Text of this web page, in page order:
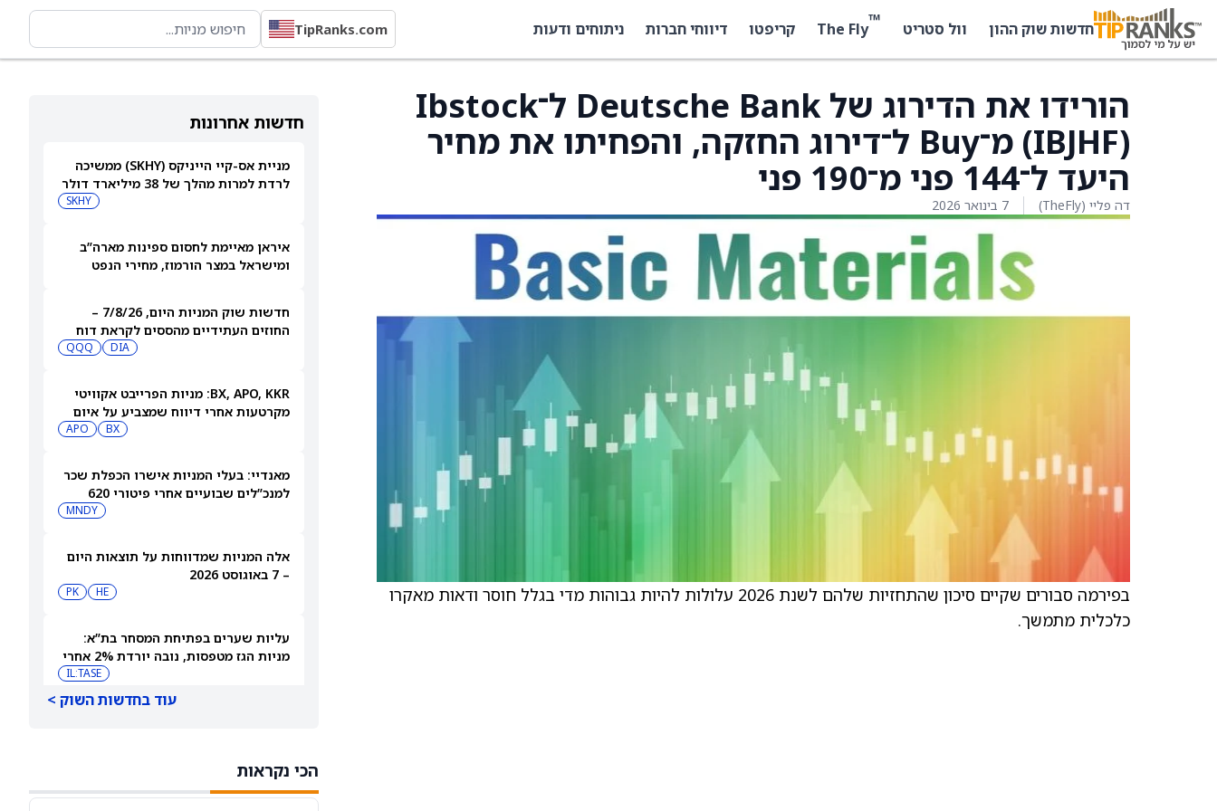
חדשות שוק ההון וול סטריט ™
The Fly קריפטו דיווחי חברות ניתוחים ודעות TipRanks.com
חדשות אחרונות
מניית אס-קיי הייניקס (SKHY) ממשיכה
לרדת למרות מהלך של 38 מיליארד דולר
SKHY
איראן מאיימת לחסום ספינות מארה”ב
ומישראל במצר הורמוז, מחירי הנפט
חדשות שוק המניות היום, 7/8/26 –
החוזים העתידיים מהססים לקראת דוח
DIA
QQQ
BX, APO, KKR: מניות הפרייבט אקוויטי
מקרטעות אחרי דיווח שמצביע על איום
BX
APO
מאנדיי: בעלי המניות אישרו הכפלת שכר
למנכ”לים שבועיים אחרי פיטורי 620
MNDY
אלה המניות שמדווחות על תוצאות היום
– 7 באוגוסט 2026
HE
PK
עליות שערים בפתיחת המסחר בת”א:
מניות הגז מטפסות, נובה יורדת 2% אחרי
IL:TASE
אפריקה ישראל מגורים קיבלה אישור
עוד בחדשות השוק >
הכי נקראות
הורידו את הדירוג של Deutsche Bank ל־Ibstock
(IBJHF) מ־Buy ל־דירוג החזקה, והפחיתו את מחיר
היעד ל־144 פני מ־190 פני
דה פליי (TheFly) 7 בינואר 2026
בפירמה סבורים שקיים סיכון שהתחזיות שלהם לשנת 2026 עלולות להיות גבוהות מדי בגלל חוסר ודאות מאקרו
כלכלית מתמשך.